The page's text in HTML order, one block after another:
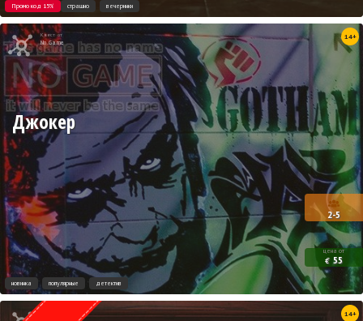
Промо код 15% страшно вечеринки
Квест от
No Game
14+
2-5
цена от
€ 55
Джокер
новинка популярные детектив
14+